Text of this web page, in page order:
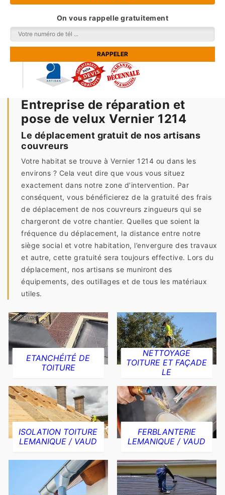
On vous rappelle gratuitement
Entreprise de réparation et
pose de velux Vernier 1214
Le déplacement gratuit de nos artisans
couvreurs
Votre habitat se trouve à Vernier 1214 ou dans les
environs ? Cela veut dire que vous vous situez
exactement dans notre zone d’intervention. Par
conséquent, vous bénéficierez de la gratuité des frais
de déplacement de nos couvreurs zingueurs qui se
chargeront de votre chantier. Quelles que soient la
fréquence du déplacement, la distance entre notre
siège social et votre habitation, l’envergure des travaux
et autre, cette gratuité sera toujours effective. Lors du
déplacement, nos artisans se muniront des
équipements, des outillages et de tous les matériaux
utiles.
ETANCHÉITÉ DE
TOITURE
NETTOYAGE
TOITURE ET FAÇADE
LE
ISOLATION TOITURE
LEMANIQUE / VAUD
FERBLANTERIE
LEMANIQUE / VAUD